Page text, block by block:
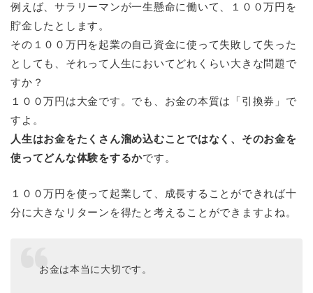
例えば、サラリーマンが一生懸命に働いて、１００万円を
貯金したとします。
その１００万円を起業の自己資金に使って失敗して失った
としても、それって人生においてどれくらい大きな問題で
すか？
１００万円は大金です。でも、お金の本質は「引換券」で
すよ。
人生はお金をたくさん溜め込むことではなく、そのお金を
使ってどんな体験をするかです。
１００万円を使って起業して、成長することができれば十
分に大きなリターンを得たと考えることができますよね。
お金は本当に大切です。